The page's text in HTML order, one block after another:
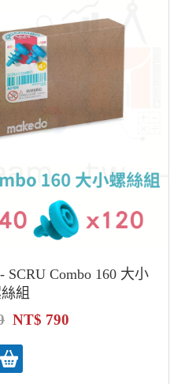
SCRU Combo 160 大小
組
790